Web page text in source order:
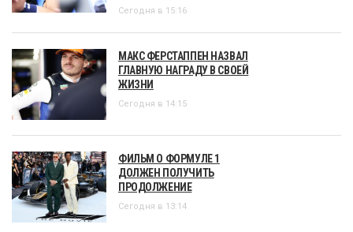
Сегодня в 15:16
МАКС ФЕРСТАППЕН НАЗВАЛ
ГЛАВНУЮ НАГРАДУ В СВОЕЙ
ЖИЗНИ
Сегодня в 14:15
ФИЛЬМ О ФОРМУЛЕ 1
ДОЛЖЕН ПОЛУЧИТЬ
ПРОДОЛЖЕНИЕ
Сегодня в 13:14